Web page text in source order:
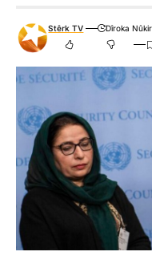
Stêrk TV
Dîroka